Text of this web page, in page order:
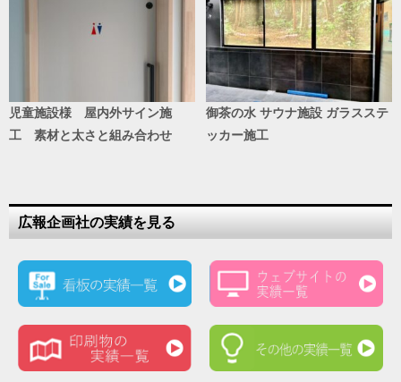
児童施設様 屋内外サイン施
工 素材と太さと組み合わせ
御茶の水 サウナ施設 ガラスステ
ッカー施工
広報企画社の実績を見る